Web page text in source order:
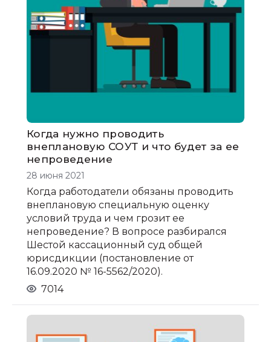
Когда нужно проводить
внеплановую СОУТ и что будет за ее
непроведение
28 июня 2021
Когда работодатели обязаны проводить
внеплановую специальную оценку
условий труда и чем грозит ее
непроведение? В вопросе разбирался
Шестой кассационный суд общей
юрисдикции (постановление от
16.09.2020 № 16-5562/2020).
7014